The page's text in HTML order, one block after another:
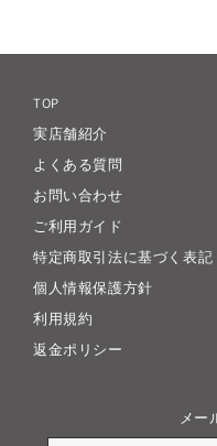
TOP
実店舗紹介
よくある質問
お問い合わせ
ご利用ガイド
特定商取引法に基づく表記
個人情報保護方針
利用規約
返金ポリシー
メー